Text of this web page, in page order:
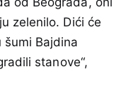
zelenilo. Dići će
Bajdina
stanove“,